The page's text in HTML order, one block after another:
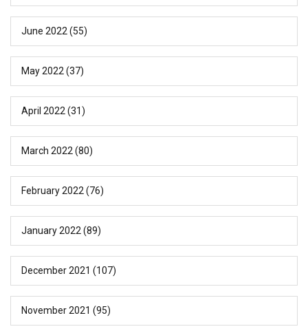
June 2022 (55)
May 2022 (37)
April 2022 (31)
March 2022 (80)
February 2022 (76)
January 2022 (89)
December 2021 (107)
November 2021 (95)